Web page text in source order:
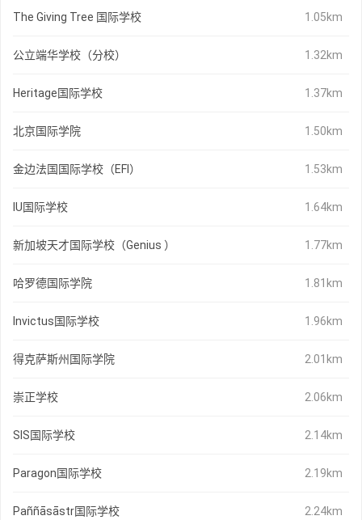
The Giving Tree 国际学校 1.05km
公立端华学校（分校） 1.32km
Heritage国际学校 1.37km
北京国际学院 1.50km
金边法国国际学校（EFI） 1.53km
IU国际学校 1.64km
新加坡天才国际学校（Genius ） 1.77km
哈罗德国际学院 1.81km
Invictus国际学校 1.96km
得克萨斯州国际学院 2.01km
崇正学校 2.06km
SIS国际学校 2.14km
Paragon国际学校 2.19km
Paññāsāstr国际学校 2.24km